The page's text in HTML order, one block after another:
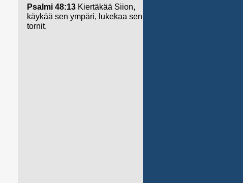
Psalmi 48:13 Kiertäkää Siion,
käykää sen ympäri, lukekaa sen
tornit.